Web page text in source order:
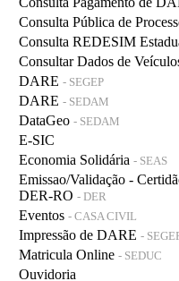
Consulta Pública de
Consulta REDESIM
Consultar Dados de
DARE - SEGEP
DARE - SEDAM
DataGeo - SEDAM
E-SIC
Economia Solidária - SEAS
Emissao/Validação -
DER-RO - DER
Eventos - CASA CIVIL
Impressão de DARE -
Matricula Online - SEDUC
Ouvidoria